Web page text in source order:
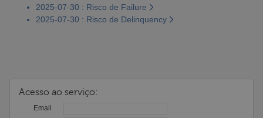
2025-07-30 : Risco de Failure
2025-07-30 : Risco de Delinquency
Acesso ao serviço:
Email